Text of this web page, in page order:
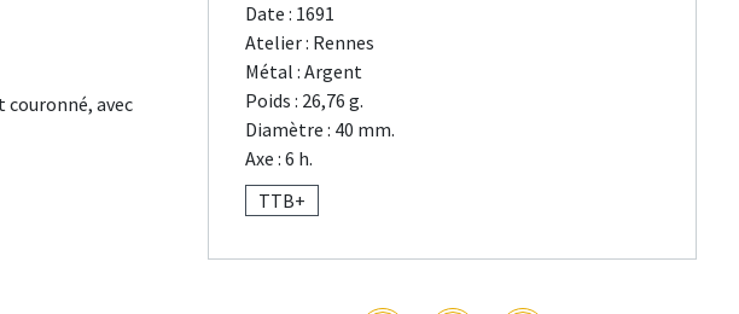
couronné, avec
Date : 1691
Atelier : Rennes
Métal : Argent
Poids : 26,76 g.
Diamètre : 40 mm.
Axe : 6 h.
TTB+